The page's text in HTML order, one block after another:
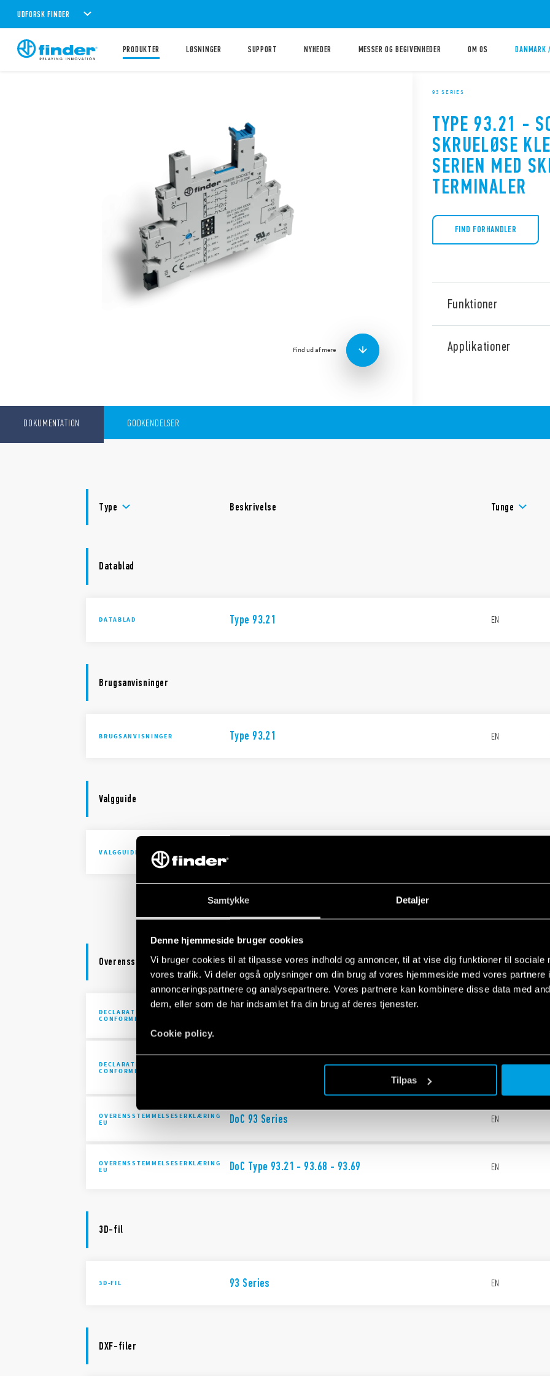
Samtykke Detaljer
Denne hjemmeside bruger cookies
Vi bruger cookies til at tilpasse vores indhold og annoncer, til at vise dig funktioner til sociale
vores trafik. Vi deler også oplysninger om din brug af vores hjemmeside med vores partnere
annonceringspartnere og analysepartnere. Vores partnere kan kombinere disse data med
dem, eller som de har indsamlet fra din brug af deres tjenester.
Cookie policy.
Tilpas
UDFORSK FINDER
PRODUKTER LØSNINGER SUPPORT NYHEDER MESSER OG BEGIVENHEDER OM OS DANMARK /
Find ud af mere
93 SERIES
TYPE 93.21 -
SKRUELØSE
SERIEN MED
TERMINALER
FIND FORHANDLER
Funktioner
terminaler, bredde 6,2 mm
4 time scales from 0.1s
Applikationer
DOKUMENTATION GODKENDELSER
Type Beskrivelse Tunge
Datablad
DATABLAD Type 93.21 EN
Brugsanvisninger
BRUGSANVISNINGER Type 93.21 EN
Valgguide
VALGGUIDE
Selection guide US - Timers
Overensstemmelseserklæring
DECLARATION OF
CONFORMITY - UKCA
DECLARATION OF
CONFORMITY - UKCA
UKCA 93 Series - 93.21 / 93.68 / 93.69 Types: Timer EN
OVERENSSTEMMELSESERKLÆRING
EU
DoC 93 Series EN
OVERENSSTEMMELSESERKLÆRING
EU
DoC Type 93.21 - 93.68 - 93.69 EN
3D-fil
3D-FIL 93 Series EN
DXF-filer